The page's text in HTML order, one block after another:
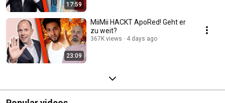
17:59
23:09
MiiMii HACKT ApoRed! Geht er
zu weit?
367K views 4 days ago